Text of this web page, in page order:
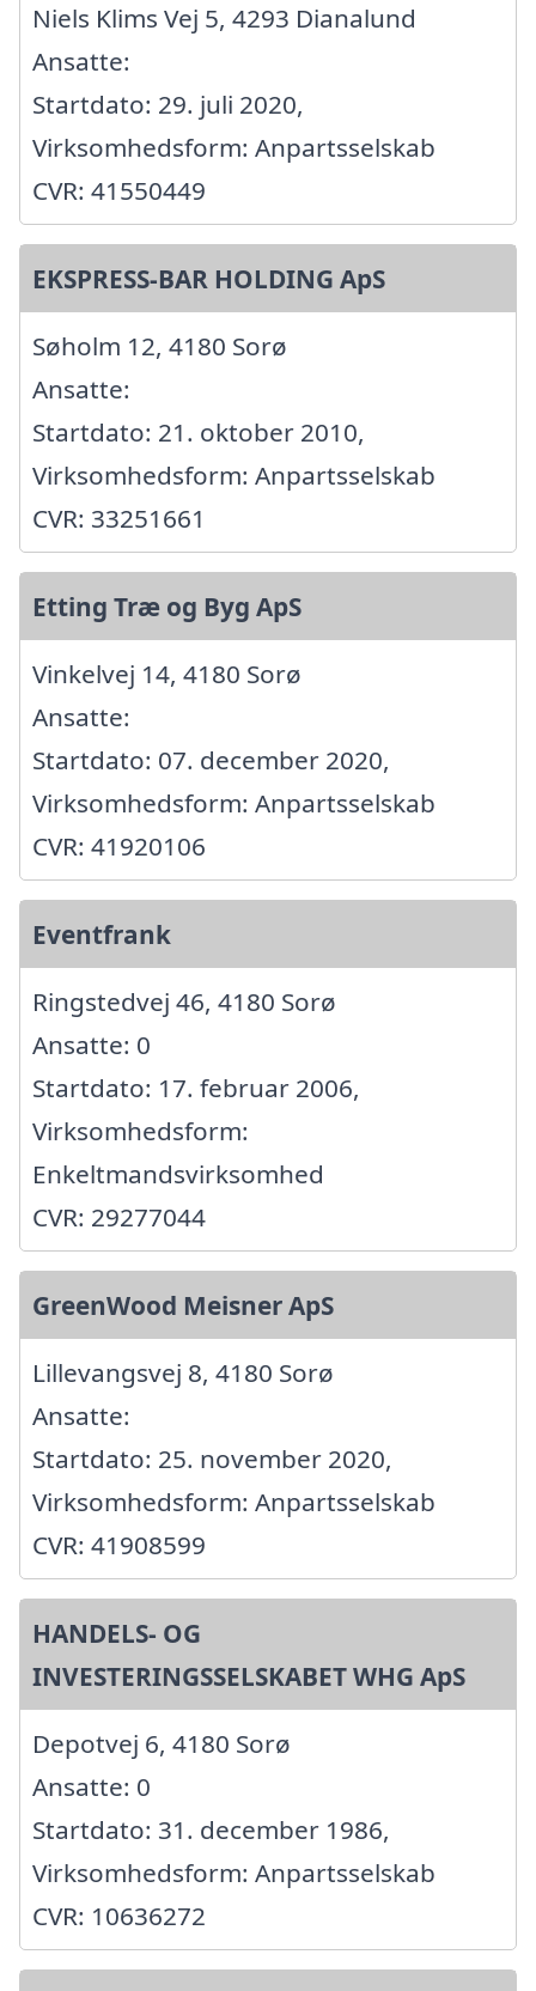
Niels Klims Vej 5, 4293 Dianalund
Ansatte:
Startdato: 29. juli 2020,
Virksomhedsform: Anpartsselskab
CVR: 41550449
EKSPRESS-BAR HOLDING ApS
Søholm 12, 4180 Sorø
Ansatte:
Startdato: 21. oktober 2010,
Virksomhedsform: Anpartsselskab
CVR: 33251661
Etting Træ og Byg ApS
Vinkelvej 14, 4180 Sorø
Ansatte:
Startdato: 07. december 2020,
Virksomhedsform: Anpartsselskab
CVR: 41920106
Eventfrank
Ringstedvej 46, 4180 Sorø
Ansatte: 0
Startdato: 17. februar 2006,
Virksomhedsform:
Enkeltmandsvirksomhed
CVR: 29277044
GreenWood Meisner ApS
Lillevangsvej 8, 4180 Sorø
Ansatte:
Startdato: 25. november 2020,
Virksomhedsform: Anpartsselskab
CVR: 41908599
HANDELS- OG
INVESTERINGSSELSKABET WHG ApS
Depotvej 6, 4180 Sorø
Ansatte: 0
Startdato: 31. december 1986,
Virksomhedsform: Anpartsselskab
CVR: 10636272